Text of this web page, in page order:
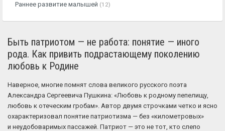
Раннее развитие малышей (12)
Быть патриотом — не работа: понятие — иного
рода. Как привить подрастающему поколению
любовь к Родине
Наверное, многие помнят слова великого русского поэта
Александра Сергеевича Пушкина: «Любовь к родному пепелищу,
любовь к отеческим гробам». Автор двумя строчками четко и ясно
охарактеризовал понятие патриотизма — без «километровых»
и неудобоваримых пассажей. Патриот — это не тот, кто слепо